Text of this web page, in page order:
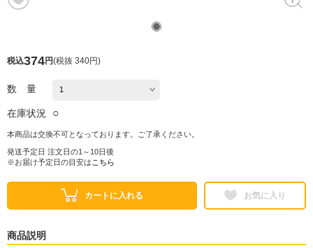
税込374円(税抜 340円)
数 量
在庫状況 ○
本商品は交換不可となっております。ご了承ください。
発送予定日 注文日の1～10日後
※お届け予定日の目安は こちら
カートに入れる お気に入り
商品説明